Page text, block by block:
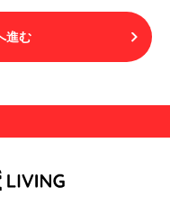
情報の取り扱いについ
なされます。不承諾
いことをもってのみ
で規定する当社が運
進む